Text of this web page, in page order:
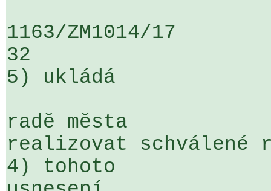
1163/ZM1014/17
32
5) ukládá
radě města
realizovat schválené
4) tohoto